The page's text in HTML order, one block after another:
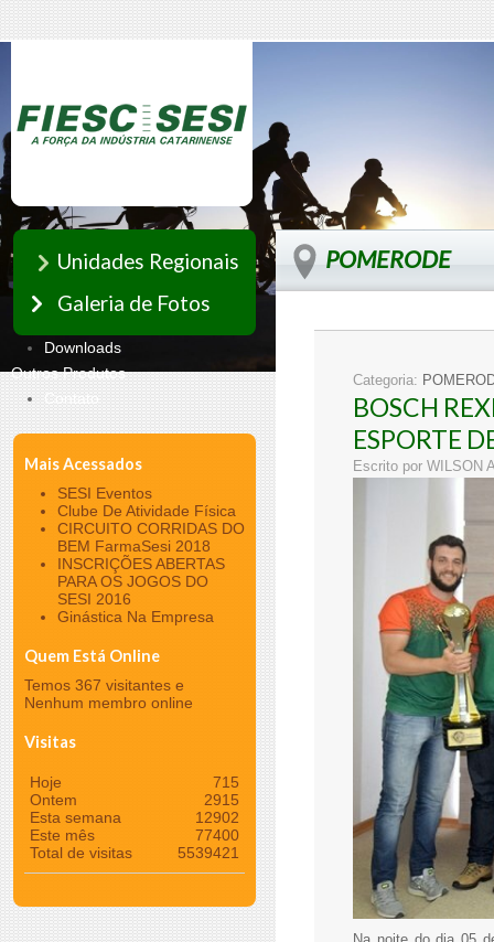
Unidades Regionais
Galeria de Fotos
Downloads
Outros Produtos
Contato
Mais Acessados
SESI Eventos
Clube De Atividade Física
CIRCUITO CORRIDAS DO
BEM FarmaSesi 2018
INSCRIÇÕES ABERTAS
PARA OS JOGOS DO
SESI 2016
Ginástica Na Empresa
Quem Está Online
Temos 367 visitantes e
Nenhum membro online
Visitas
Hoje
715
Ontem
2915
Esta semana
12902
Este mês
77400
Total de visitas
5539421
POMERODE
Categoria:
BOSCH
ESPORTE
Escrito por WILSON